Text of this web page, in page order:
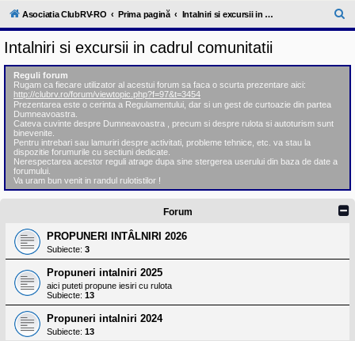
l
u
V
c
o
m
u
n
i
t
a
t
e
a
p
o
s
o
r
i
l
o
d
e
r
Asociatia ClubRV-RO Prima pagină Intalniri si excursii in cadrul comunitatii
ă
Intalniri si excursii in cadrul comunitatii
Reguli forum
Rugam ca fiecare utilizator al acestui forum sa faca o scurta prezentare aici:
http://clubrv.ro/forum/viewtopic.php?f=97&t=3454
Prezentarea este o cerinta a Regulamentului, dar si un gest de curtoazie din partea
Dumneavoastra.
Cateva cuvinte despre Dumneavoastra , precum si despre rulota si autoturism sunt
binevenite.
Pentru intrebari sau lamuriri despre activitati, probleme tehnice, etc. va stau la
dispozitie forumurile cu sectiuni dedicate.
Nerespectarea acestor reguli atrage dupa sine stergerea userului din baza de date a
forumului.
Va uram bun venit in randul rulotistilor !
Forum
PROPUNERI INTÂLNIRI 2026
Subiecte: 3
Propuneri intalniri 2025
aici puteti propune iesiri cu rulota
Subiecte: 13
Propuneri intalniri 2024
Subiecte: 13